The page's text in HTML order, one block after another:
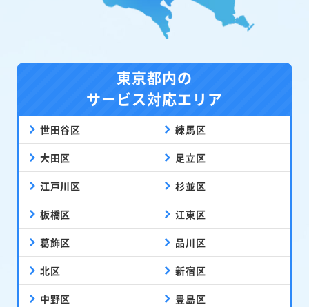
東京都内の
サービス対応エリア
世田谷区 練馬区
大田区 足立区
江戸川区 杉並区
板橋区 江東区
葛飾区 品川区
北区 新宿区
中野区 豊島区